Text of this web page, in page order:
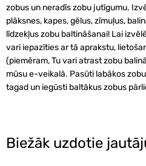
zobus un neradīs zobu jutīgumu.
plāksnes, kapes, gēlus, zīmuļus,
līdzekļus zobu baltināšanai! Lai
vari iepazīties ar tā aprakstu,
(piemēram, Tu vari atrast zobu
mūsu e-veikalā. Pasūti labākos
tagad un iegūsti baltākus zobus
Biežāk uzdotie